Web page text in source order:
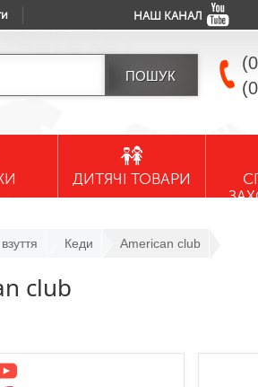
НАШ КАНАЛ
ДИТЯЧІ ТОВАРИ
Кеди American club
club